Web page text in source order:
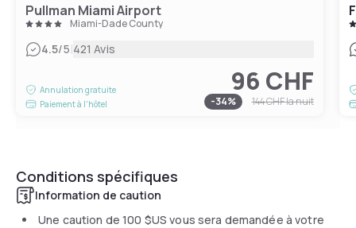
Pullman Miami Airport
Miami-Dade County
4.5/5|421 Avis
Annulation gratuite
Paiement à l'hôtel
96 CHF
-34% 144 CHFla nuit
Conditions spécifiques
Information de caution
Une caution de100 $US vous sera demandée à votre